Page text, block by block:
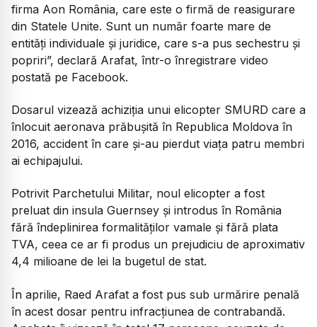
firma Aon România, care este o firmă de reasigurare
din Statele Unite. Sunt un număr foarte mare de
entități individuale și juridice, care s-a pus sechestru și
popriri”, declară Arafat, într-o înregistrare video
postată pe Facebook.
Dosarul vizează achiziția unui elicopter SMURD care a
înlocuit aeronava prăbușită în Republica Moldova în
2016, accident în care și-au pierdut viața patru membri
ai echipajului.
Potrivit Parchetului Militar, noul elicopter a fost
preluat din insula Guernsey și introdus în România
fără îndeplinirea formalităților vamale și fără plata
TVA, ceea ce ar fi produs un prejudiciu de aproximativ
4,4 milioane de lei la bugetul de stat.
În aprilie, Raed Arafat a fost pus sub urmărire penală
în acest dosar pentru infracțiunea de contrabandă.